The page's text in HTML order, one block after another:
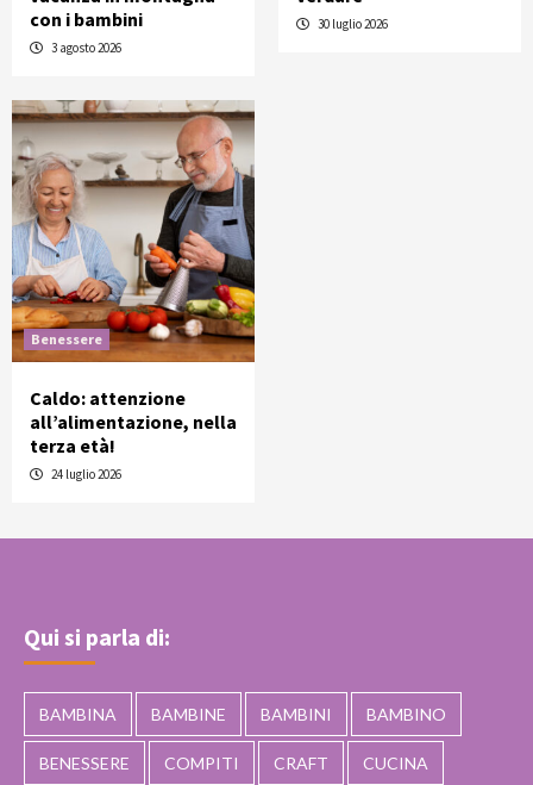
con i bambini
3 agosto 2026
30 luglio 2026
Benessere
Caldo: attenzione
all’alimentazione, nella
terza età!
24 luglio 2026
Qui si parla di:
BAMBINA BAMBINE BAMBINI BAMBINO
BENESSERE COMPITI CRAFT CUCINA